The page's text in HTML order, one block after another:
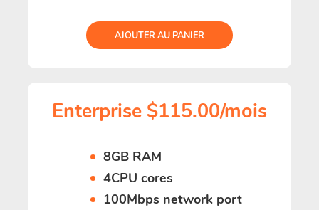
AJOUTER AU PANIER
Enterprise $115.00/mois
8GB RAM
4CPU cores
100Mbps network port